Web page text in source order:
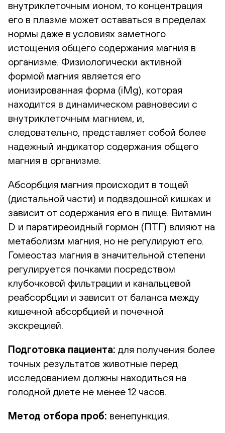
внутриклеточным ионом, то концентрация
его в плазме может оставаться в пределах
нормы даже в условиях заметного
истощения общего содержания магния в
организме. Физиологически активной
формой магния является его
ионизированная форма (iMg), которая
находится в динамическом равновесии с
внутриклеточным магнием, и,
следовательно, представляет собой более
надежный индикатор содержания общего
магния в организме.
Абсорбция магния происходит в тощей
(дистальной части) и подвздошной кишках и
зависит от содержания его в пище. Витамин
D и паратиреоидный гормон (ПТГ) влияют на
метаболизм магния, но не регулируют его.
Гомеостаз магния в значительной степени
регулируется почками посредством
клубочковой фильтрации и канальцевой
реабсорбции и зависит от баланса между
кишечной абсорбцией и почечной
экскрецией.
Подготовка пациента: для получения более
точных результатов животные перед
исследованием должны находиться на
голодной диете не менее 12 часов.
Метод отбора проб: венепункция.